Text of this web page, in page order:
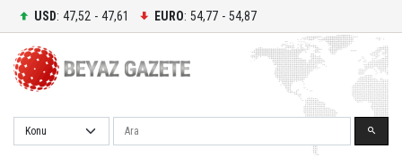
USD: 47,52 - 47,61 EURO: 54,77 - 54,87
Ara